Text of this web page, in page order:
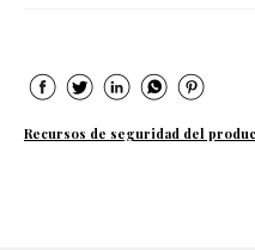
Recursos de seguridad del